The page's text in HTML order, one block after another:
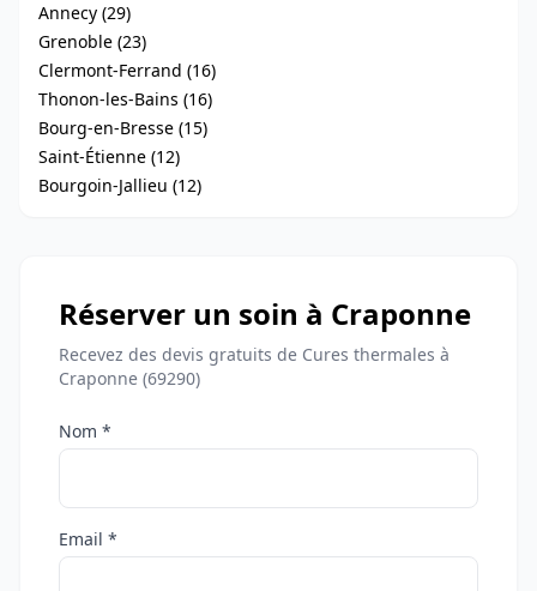
Annecy (29)
Grenoble (23)
Clermont-Ferrand (16)
Thonon-les-Bains (16)
Bourg-en-Bresse (15)
Saint-Étienne (12)
Bourgoin-Jallieu (12)
Réserver un soin à Craponne
Recevez des devis gratuits de Cures thermales à
Craponne (69290)
Nom *
Email *